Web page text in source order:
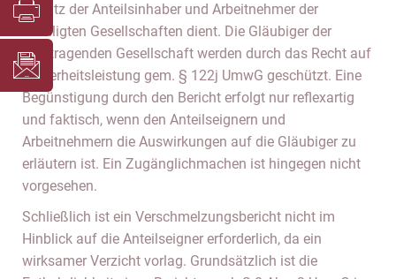
Schutz der Anteilsinhaber und Arbeitnehmer der
beteiligten Gesellschaften dient. Die Gläubiger der
übertragenden Gesellschaft werden durch das Recht auf
Sicherheitsleistung gem. § 122j UmwG geschützt. Eine
Begünstigung durch den Bericht erfolgt nur reflexartig
und faktisch, wenn den Anteilseignern und
Arbeitnehmern die Auswirkungen auf die Gläubiger zu
erläutern ist. Ein Zugänglichmachen ist hingegen nicht
vorgesehen.
Schließlich ist ein Verschmelzungsbericht nicht im
Hinblick auf die Anteilseigner erforderlich, da ein
wirksamer Verzicht vorlag. Grundsätzlich ist die